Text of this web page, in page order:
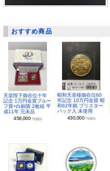
おすすめ商品
天皇陛下御在位十年
記念 1万円金貨プルー
フ貨+白銅貨 2枚組 平
成11年 完未品
458,000 円(税別)
昭和天皇様御在位60
年記念 10万円金貨 昭
和62年銘 ブリスター
パック入 未使用
430,000 円(税別)